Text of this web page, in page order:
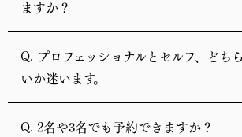
ますか？
Q. プロフェッショナルとセルフ、どち
いか迷います。
Q. 2名や3名でも予約できますか？